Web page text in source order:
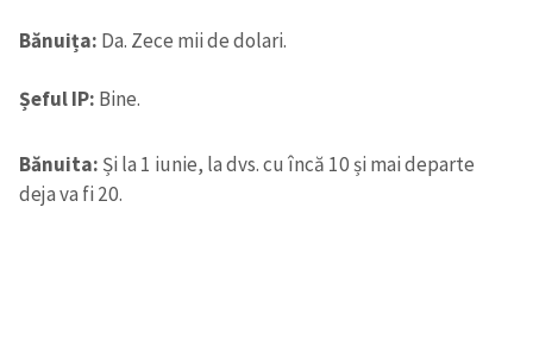
Bănuița: Da. Zece mii de dolari.
Șeful IP: Bine.
Bănuita: Și la 1 iunie, la dvs. cu încă 10 și mai departe
deja va fi 20.